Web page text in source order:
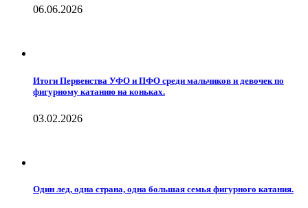
06.06.2026
Итоги Первенства УФО и ПФО среди мальчиков и девочек по
фигурному катанию на коньках.
03.02.2026
Один лед, одна страна, одна большая семья фигурного катания.